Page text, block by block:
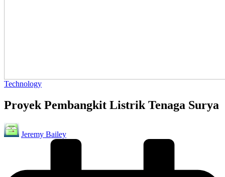
Posted
Technology
Proyek Pembangkit Listrik Tenaga Surya
Posted
by
Jeremy Bailey